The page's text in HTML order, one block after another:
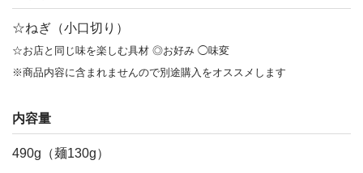
☆ねぎ（小口切り）
☆お店と同じ味を楽しむ具材 ◎お好み ◯味変
※商品内容に含まれませんので別途購入をオススメします
内容量
490g（麺130g）